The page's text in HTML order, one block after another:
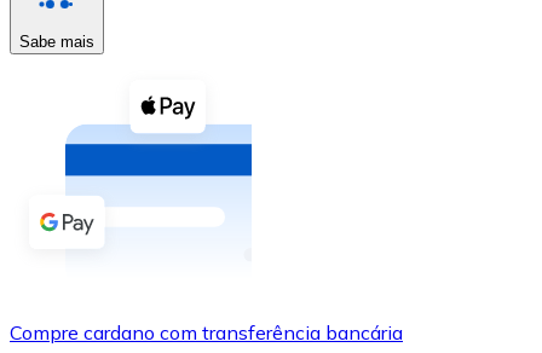
Ver tudo
Cupons cripto
Compre criptomoedas com dinheiro e outros
Comprar com dinheiro
Transferência SEPA
Sabe mais
Compre cardano com transferência bancária